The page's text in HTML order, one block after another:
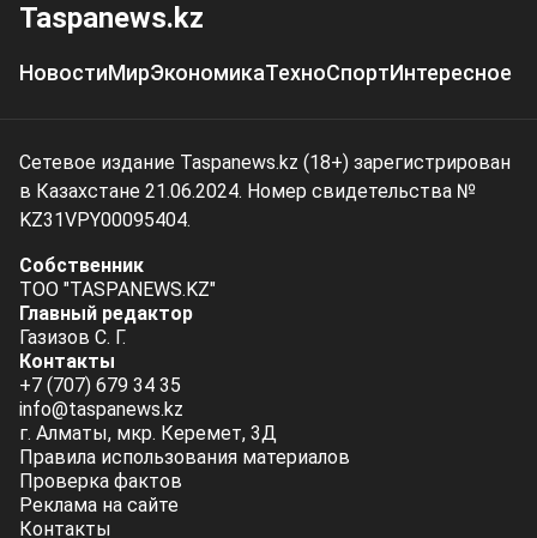
Taspanews.kz
НовостиМирЭкономикаТехноСпортИнтересное
Сетевое издание Taspanews.kz (18+) зарегистрирован
в Казахстане 21.06.2024. Номер свидетельства №
KZ31VPY00095404.
Собственник
ТОО "TASPANEWS.KZ"
Главный редактор
Газизов С. Г.
Контакты
+7 (707) 679 34 35
info@taspanews.kz
г. Алматы, мкр. Керемет, 3Д
Правила использования материалов
Проверка фактов
Реклама на сайте
Контакты